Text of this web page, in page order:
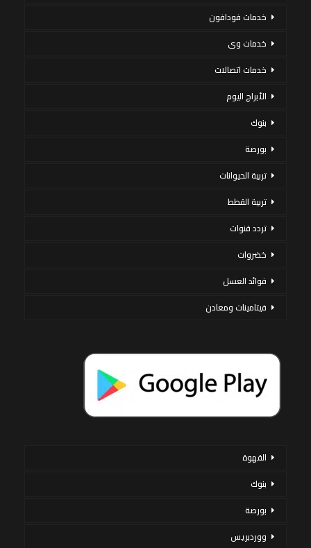
خدمات فودافون
خدمات وى
خدمات اتصالات
الأبراج اليوم
بنوك
بورصة
تربية الحيوانات
تربية القطط
تردد قنوات
خضروات
فوائد العسل
فيتامينات ومعادن
القهوة
بنوك
بورصة
ووردبريس